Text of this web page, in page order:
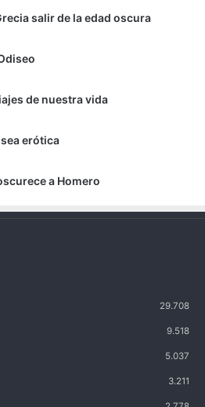
salir de la edad oscura
de nuestra vida
erótica
a Homero
29.708
9.518
5.037
3.211